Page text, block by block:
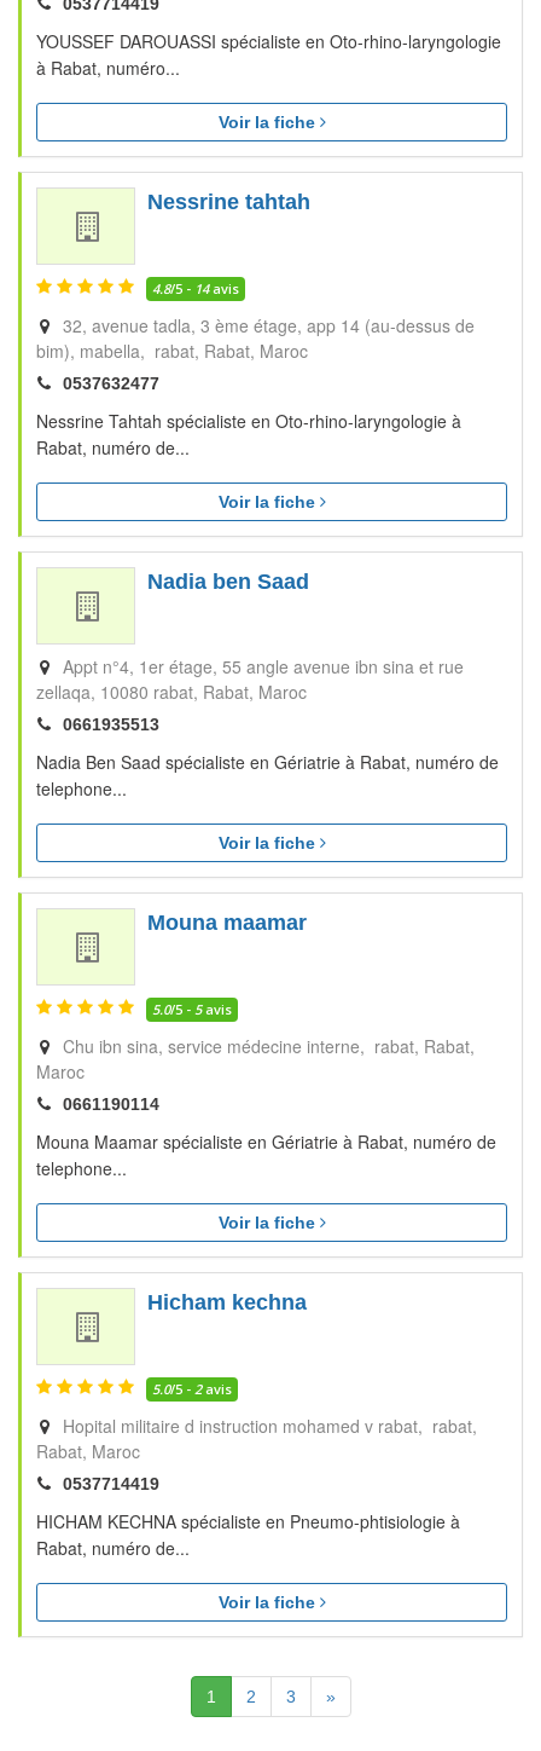
YOUSSEF DAROUASSI spécialiste en Oto-rhino-laryngologie
à Rabat, numéro...
Voir la fiche
Nessrine tahtah
4.8/5 - 14avis
32, avenue tadla, 3 ème étage, app 14 (au-dessus de
bim), mabella, rabat Rabat Maroc
0537632477
Nessrine Tahtah spécialiste en Oto-rhino-laryngologie à
Rabat, numéro de...
Voir la fiche
Nadia ben Saad
Appt n°4, 1er étage, 55 angle avenue ibn sina et rue
zellaqa, 10080 rabat Rabat Maroc
0661935513
Nadia Ben Saad spécialiste en Gériatrie à Rabat, numéro de
telephone...
Voir la fiche
Mouna maamar
5.0/5 - 5avis
Chu ibn sina, service médecine interne, rabat Rabat
Maroc
0661190114
Mouna Maamar spécialiste en Gériatrie à Rabat, numéro de
telephone...
Voir la fiche
Hicham kechna
5.0/5 - 2avis
Hopital militaire d instruction mohamed v rabat, rabat
Rabat Maroc
0537714419
HICHAM KECHNA spécialiste en Pneumo-phtisiologie à
Rabat, numéro de...
Voir la fiche
1 (Actuelle)
2 3 »Suivante